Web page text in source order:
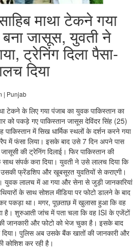
माथा टेकने गया
जासूस, युवती ने
ट्रेनिंग दिला पैसा-
दिया
| Punjab
टेकने के लिए गया पंजाब का युवक पाकिस्तान का
पकड़े गए पाकिस्तान जासूस देविंदर सिंह (25)
में सिख धार्मिक स्थलों के दर्शन करने गया
में फंसा लिया। इसके बाद उसे 7 दिन अपने पास
की ट्रेनिंग दिलाई। फिर पाकिस्तान की
संपर्क करा दिया। युवती ने उसे लालच दिया कि
फ्रेंडशिप और खूबसूरत युवतियों से कराएगी।
युवक लालच में आ गया और सेना से जुड़ी जानकारियां
के साथ सोशल मीडिया पर फोटो डालने के बाद
पकड़ा था। मगर, पूछताछ में खुलासा हुआ कि वह
है। शुरुआती जांच में पता चला कि वह ISI के एजेंटों
जानकारी और फोटो को भेज चुका है। इसके बाद
पुलिस अब उसके बैंक खातों की जानकारी और
कोशिश कर रही है।